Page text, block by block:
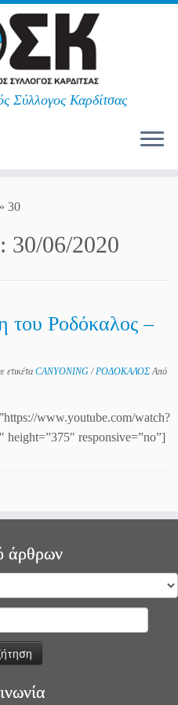
Σύλλογος Καρδίτσας
» 30
30/06/2020
του Ροδόκαλος –
ετικέταCANYONING/ΡΟΔΟΚΑΛΟΣΑπό
watch?
responsive=”no”]
άρθρων